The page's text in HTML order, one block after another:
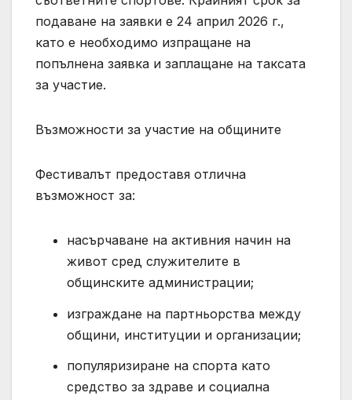
подаване на заявки е 24 април 2026 г.,
като е необходимо изпращане на
попълнена заявка и заплащане на таксата
за участие.
Възможности за участие на общините
Фестивалът предоставя отлична
възможност за:
насърчаване на активния начин на
живот сред служителите в
общинските администрации;
изграждане на партньорства между
общини, институции и организации;
популяризиране на спорта като
средство за здраве и социална